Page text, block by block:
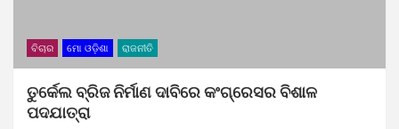
ବିଚାର ମୋ ଓଡ଼ିଶା ରାଜନୀତି
ତୁର୍କେଲ ବ୍ରିଜ ନିର୍ମାଣ ଦାବିରେ କଂଗ୍ରେସର ବିଶାଳ
ପଦଯାତ୍ରା